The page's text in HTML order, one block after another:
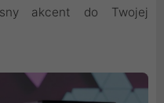
akcent do Twojej